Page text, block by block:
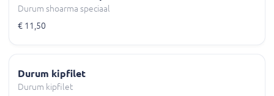
Durum shoarma speciaal
€ 11,50
Durum kipfilet
Durum kipfilet